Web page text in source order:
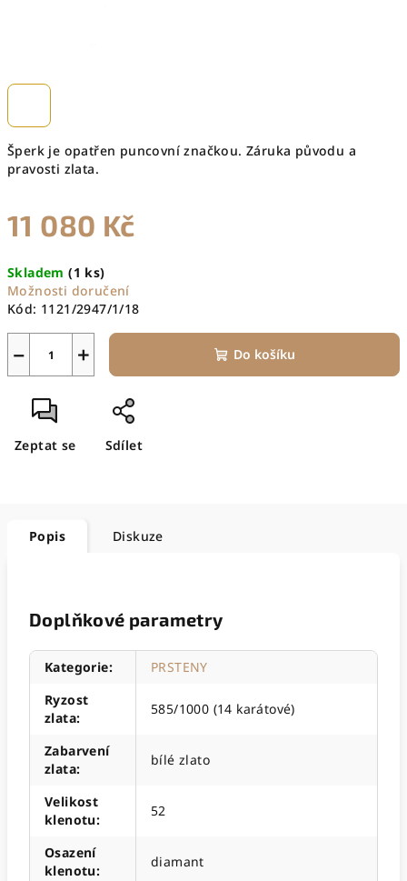
Šperk je opatřen puncovní značkou. Záruka původu a
pravosti zlata.
11 080 Kč
cena:
Skladem(1 ks)
Možnosti doručení
Kód: 1121/2947/1/18
+
− Do košíku
Zeptat se Sdílet
Popis Diskuze
Doplňkové parametry
Kategorie:
PRSTENY
Ryzost
zlata:
585/1000 (14 karátové)
Zabarvení
zlata:
bílé zlato
Velikost
klenotu:
52
Osazení
klenotu:
diamant